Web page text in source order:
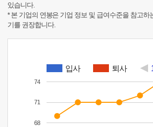
있습니다.
* 본 기업의 연봉은 기업 정보 및 급여수준을 참고하
기를 권장합니다.
입사 퇴사
68
71
74